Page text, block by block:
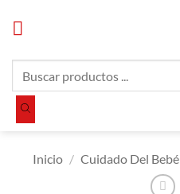
productos
Inicio / Cuidado Del Bebé